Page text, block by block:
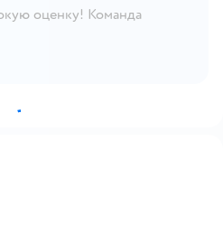
оценку! Команда